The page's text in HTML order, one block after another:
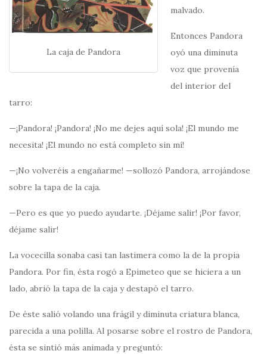
La caja de Pandora
malvado.
Entonces Pandora
oyó una diminuta
voz que provenía
del interior del
tarro:
—¡Pandora! ¡Pandora! ¡No me dejes aquí sola! ¡El mundo me
necesita! ¡El mundo no está completo sin mí!
—¡No volveréis a engañarme! —sollozó Pandora, arrojándose
sobre la tapa de la caja.
—Pero es que yo puedo ayudarte. ¡Déjame salir! ¡Por favor,
déjame salir!
La vocecilla sonaba casi tan lastimera como la de la propia
Pandora. Por fin, ésta rogó a Epimeteo que se hiciera a un
lado, abrió la tapa de la caja y destapó el tarro.
De éste salió volando una frágil y diminuta criatura blanca,
parecida a una polilla. Al posarse sobre el rostro de Pandora,
ésta se sintió más animada y preguntó: